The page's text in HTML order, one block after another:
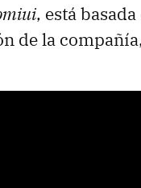
, está
de la